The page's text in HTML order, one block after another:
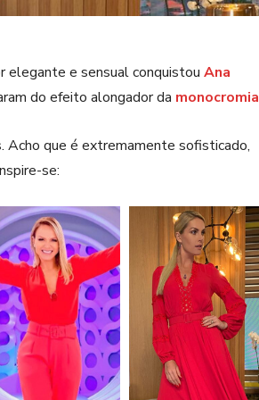
elegante e sensual conquistou Ana
do efeito alongador da monocromia
Acho que é extremamente sofisticado,
se: